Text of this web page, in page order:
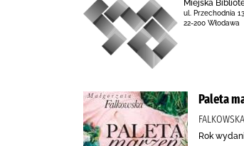
Miejska
ul. Przechodnia 13
22-200 Włodawa
Paleta
Rok